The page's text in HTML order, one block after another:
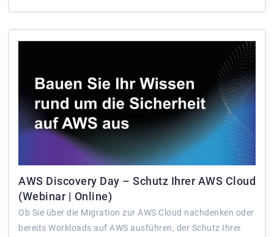
AWS Discovery Day – Schutz Ihrer AWS Cloud
(Webinar | Online)
Ob Sie über die Migration zur AWS Cloud nachdenken oder
bereits Workloads auf AWS ausführen, der Schutz Ihrer